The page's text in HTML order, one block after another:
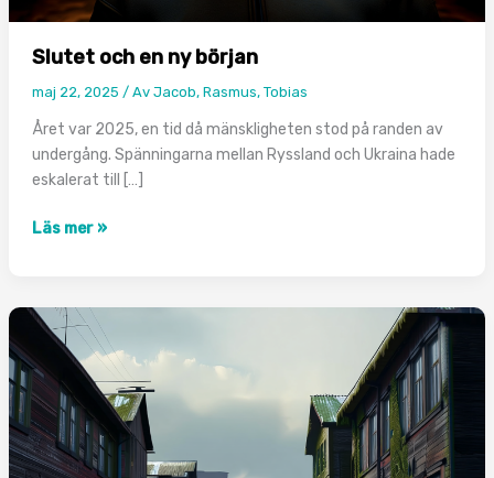
Slutet och en ny början
maj 22, 2025 / Av Jacob, Rasmus, Tobias
Året var 2025, en tid då mänskligheten stod på randen av
undergång. Spänningarna mellan Ryssland och Ukraina hade
eskalerat till […]
Slutet
ny
början
Läs mer »